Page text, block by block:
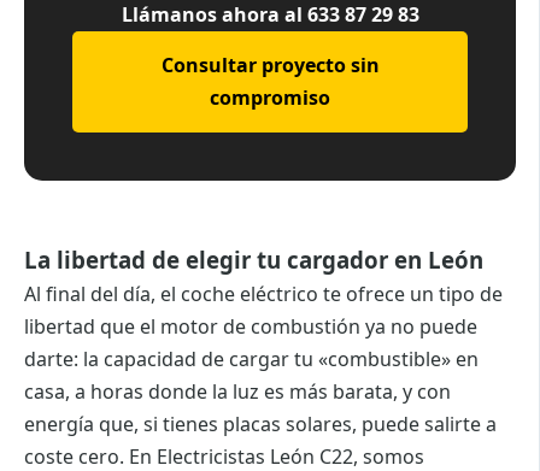
Llámanos ahora al 633 87 29 83
Consultar proyecto sin
compromiso
La libertad de elegir tu cargador en León
Al final del día, el coche eléctrico te ofrece un tipo de
libertad que el motor de combustión ya no puede
darte: la capacidad de cargar tu «combustible» en
casa, a horas donde la luz es más barata, y con
energía que, si tienes placas solares, puede salirte a
coste cero. En Electricistas León C22, somos